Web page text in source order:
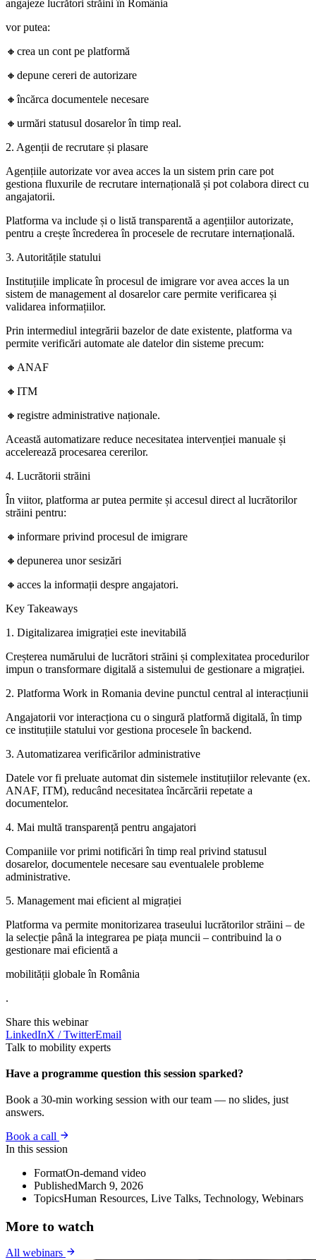
angajeze lucrători străini în România
vor putea:
🔸crea un cont pe platformă
🔸depune cereri de autorizare
🔸încărca documentele necesare
🔸urmări statusul dosarelor în timp real.
2. Agenții de recrutare și plasare
Agențiile autorizate vor avea acces la un sistem prin care pot
gestiona fluxurile de recrutare internațională și pot colabora direct cu
angajatorii.
Platforma va include și o listă transparentă a agențiilor autorizate,
pentru a crește încrederea în procesele de recrutare internațională.
3. Autoritățile statului
Instituțiile implicate în procesul de imigrare vor avea acces la un
sistem de management al dosarelor care permite verificarea și
validarea informațiilor.
Prin intermediul integrării bazelor de date existente, platforma va
permite verificări automate ale datelor din sisteme precum:
🔸ANAF
🔸ITM
🔸registre administrative naționale.
Această automatizare reduce necesitatea intervenției manuale și
accelerează procesarea cererilor.
4. Lucrătorii străini
În viitor, platforma ar putea permite și accesul direct al lucrătorilor
străini pentru:
🔸informare privind procesul de imigrare
🔸depunerea unor sesizări
🔸acces la informații despre angajatori.
Key Takeaways
1. Digitalizarea imigrației este inevitabilă
Creșterea numărului de lucrători străini și complexitatea procedurilor
impun o transformare digitală a sistemului de gestionare a migrației.
2. Platforma Work in Romania devine punctul central al interacțiunii
Angajatorii vor interacționa cu o singură platformă digitală, în timp
ce instituțiile statului vor gestiona procesele în backend.
3. Automatizarea verificărilor administrative
Datele vor fi preluate automat din sistemele instituțiilor relevante (ex.
ANAF, ITM), reducând necesitatea încărcării repetate a
documentelor.
4. Mai multă transparență pentru angajatori
Companiile vor primi notificări în timp real privind statusul
dosarelor, documentele necesare sau eventualele probleme
administrative.
5. Management mai eficient al migrației
Platforma va permite monitorizarea traseului lucrătorilor străini – de
la selecție până la integrarea pe piața muncii – contribuind la o
gestionare mai eficientă a
mobilității globale în România
.
Share this webinar
LinkedInX / TwitterEmail
Talk to mobility experts
Have a programme question this session sparked?
Book a 30-min working session with our team — no slides, just
answers.
Book a call
In this session
FormatOn-demand video
PublishedMarch 9, 2026
TopicsHuman Resources, Live Talks, Technology, Webinars
More to watch
All webinars